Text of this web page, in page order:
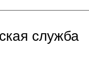
служба